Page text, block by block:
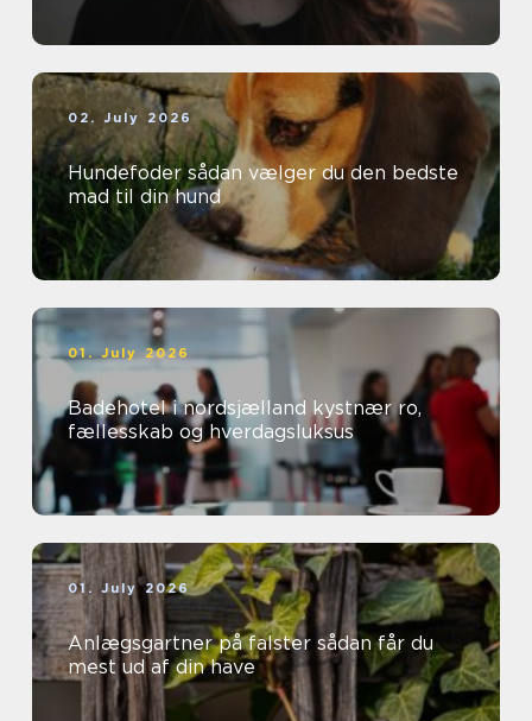
02. July 2026
Hundefoder sådan vælger du den bedste
mad til din hund
01. July 2026
Badehotel i nordsjælland kystnær ro,
fællesskab og hverdagsluksus
01. July 2026
Anlægsgartner på falster sådan får du
mest ud af din have